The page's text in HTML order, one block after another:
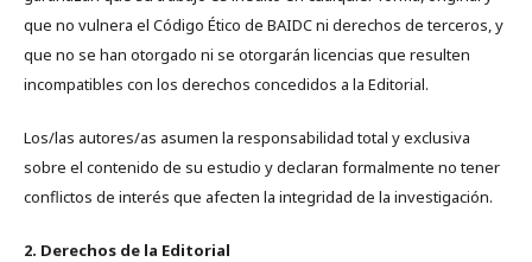
que no vulnera el Código Ético de BAIDC ni derechos de terceros, y
que no se han otorgado ni se otorgarán licencias que resulten
incompatibles con los derechos concedidos a la Editorial.
Los/las autores/as asumen la responsabilidad total y exclusiva
sobre el contenido de su estudio y declaran formalmente no tener
conflictos de interés que afecten la integridad de la investigación.
2. Derechos de la Editorial